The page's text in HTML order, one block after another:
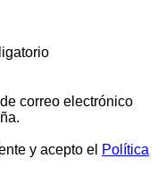
correo electrónico
y acepto el Política